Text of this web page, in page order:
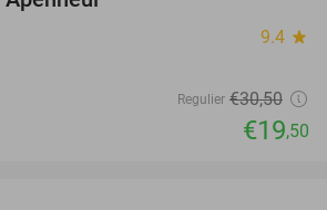
9.4 star
Regulier €30,50
€19,50